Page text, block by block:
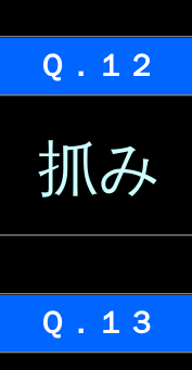
Ｑ．１２
抓み
Ｑ．１３